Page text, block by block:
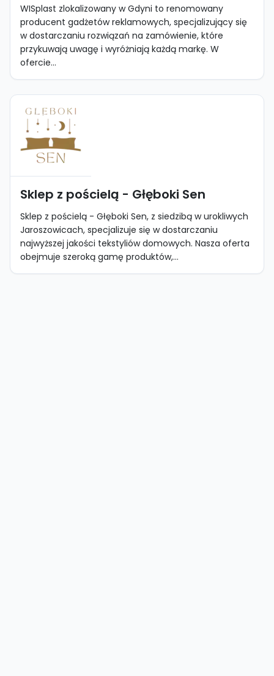
WISplast zlokalizowany w Gdyni to renomowany
producent gadżetów reklamowych, specjalizujący się
w dostarczaniu rozwiązań na zamówienie, które
przykuwają uwagę i wyróżniają każdą markę. W
ofercie...
Sklep z pościelą - Głęboki Sen
Sklep z pościelą - Głęboki Sen, z siedzibą w urokliwych
Jaroszowicach, specjalizuje się w dostarczaniu
najwyższej jakości tekstyliów domowych. Nasza oferta
obejmuje szeroką gamę produktów,...